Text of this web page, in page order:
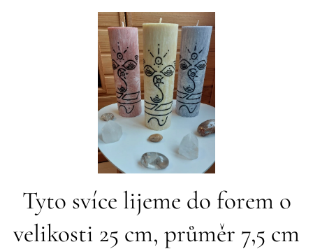
Tyto svíce lijeme do forem o
velikosti 25 cm, průměr 7,5 cm